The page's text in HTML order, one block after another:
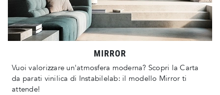
MIRROR
Vuoi valorizzare un'atmosfera moderna? Scopri la Carta
da parati vinilica di Instabilelab: il modello Mirror ti
attende!